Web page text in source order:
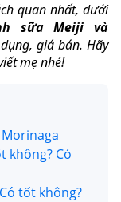
quan nhất, dưới
sữa Meiji và
giá bán. Hãy
mẹ nhé!
không? Có
tốt không?